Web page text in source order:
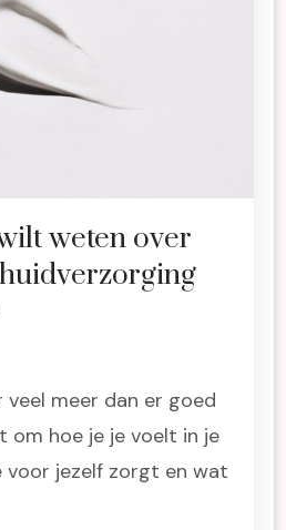
weten over
meer dan er goed
om hoe je je voelt in je
voor jezelf zorgt en wat